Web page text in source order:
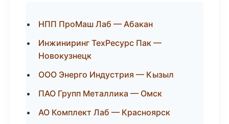
НПП ПроМаш Лаб — Абакан
Инжиниринг ТехРесурс Пак —
Новокузнецк
ООО Энерго Индустрия — Кызыл
ПАО Групп Металлика — Омск
АО Комплект Лаб — Красноярск